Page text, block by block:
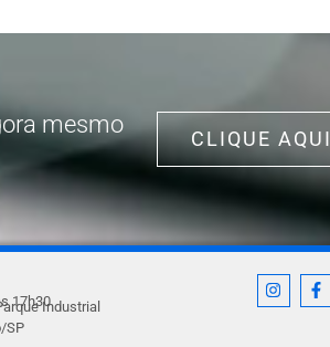
mesmo
CLIQUE AQUI
17h30​Industrial
SP